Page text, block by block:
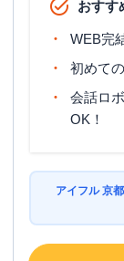
おすす
WEB完
初めて
会話ロ
OK！
アイフル 京